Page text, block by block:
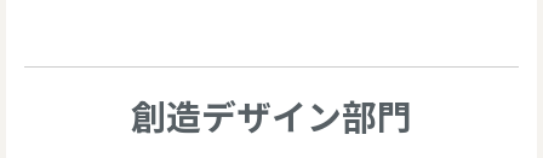
創造デザイン部門